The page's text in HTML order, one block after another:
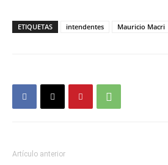
ETIQUETAS intendentes Mauricio Macri
Artículo anterior